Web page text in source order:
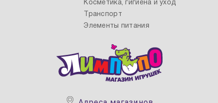
Косметика, гигиена и уход
Транспорт
Элементы питания